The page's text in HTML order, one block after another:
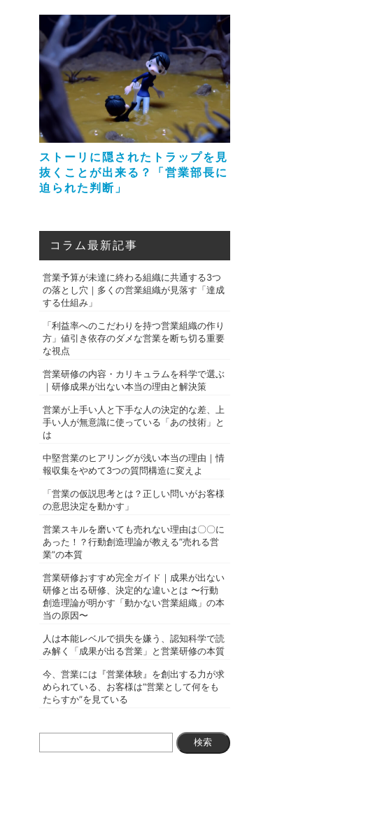
ストーリに隠されたトラップを見
抜くことが出来る？「営業部長に
迫られた判断」
コラム最新記事
営業予算が未達に終わる組織に共通する3つ
の落とし穴｜多くの営業組織が見落す「達成
する仕組み」
「利益率へのこだわりを持つ営業組織の作り
方」値引き依存のダメな営業を断ち切る重要
な視点
営業研修の内容・カリキュラムを科学で選ぶ
｜研修成果が出ない本当の理由と解決策
営業が上手い人と下手な人の決定的な差、上
手い人が無意識に使っている「あの技術」と
は
中堅営業のヒアリングが浅い本当の理由｜情
報収集をやめて3つの質問構造に変えよ
「営業の仮説思考とは？正しい問いがお客様
の意思決定を動かす」
営業スキルを磨いても売れない理由は〇〇に
あった！？行動創造理論が教える”売れる営
業”の本質
営業研修おすすめ完全ガイド｜成果が出ない
研修と出る研修、決定的な違いとは 〜行動
創造理論が明かす「動かない営業組織」の本
当の原因〜
人は本能レベルで損失を嫌う、認知科学で読
み解く「成果が出る営業」と営業研修の本質
今、営業には『営業体験』を創出する力が求
められている、お客様は“営業として何をも
たらすか”を見ている
検
索: